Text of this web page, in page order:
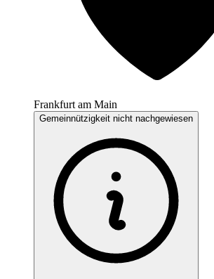
Frankfurt am Main
Gemeinnützigkeit nicht nachgewiesen